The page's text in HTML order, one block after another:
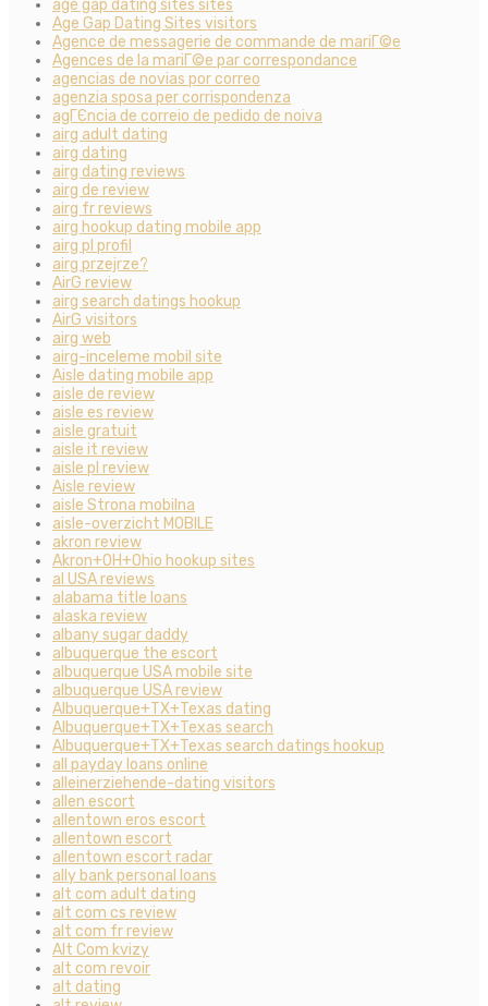
age gap dating sites sites
Age Gap Dating Sites visitors
Agence de messagerie de commande de mariГ©e
Agences de la mariГ©e par correspondance
agencias de novias por correo
agenzia sposa per corrispondenza
agГЄncia de correio de pedido de noiva
airg adult dating
airg dating
airg dating reviews
airg de review
airg fr reviews
airg hookup dating mobile app
airg pl profil
airg przejrze?
AirG review
airg search datings hookup
AirG visitors
airg web
airg-inceleme mobil site
Aisle dating mobile app
aisle de review
aisle es review
aisle gratuit
aisle it review
aisle pl review
Aisle review
aisle Strona mobilna
aisle-overzicht MOBILE
akron review
Akron+OH+Ohio hookup sites
al USA reviews
alabama title loans
alaska review
albany sugar daddy
albuquerque the escort
albuquerque USA mobile site
albuquerque USA review
Albuquerque+TX+Texas dating
Albuquerque+TX+Texas search
Albuquerque+TX+Texas search datings hookup
all payday loans online
alleinerziehende-dating visitors
allen escort
allentown eros escort
allentown escort
allentown escort radar
ally bank personal loans
alt com adult dating
alt com cs review
alt com fr review
Alt Com kvizy
alt com revoir
alt dating